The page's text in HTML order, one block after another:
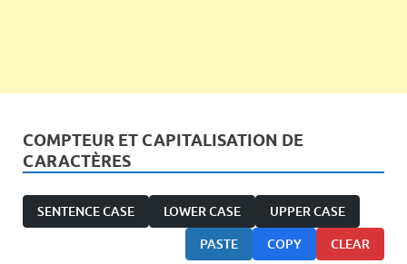
COMPTEUR ET CAPITALISATION DE
CARACTÈRES
SENTENCE CASE LOWER CASE UPPER CASE
PASTE COPY CLEAR